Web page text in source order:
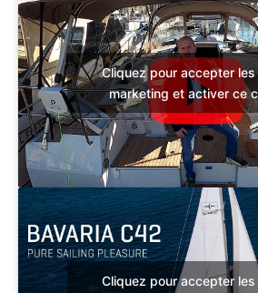
Cliquez pour accepter
marketing et activer ce
Cliquez pour accepter